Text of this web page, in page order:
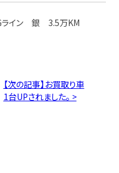
ライン 銀 3.5万KM
【次の記事】お買取り車
1台UPされました。 >